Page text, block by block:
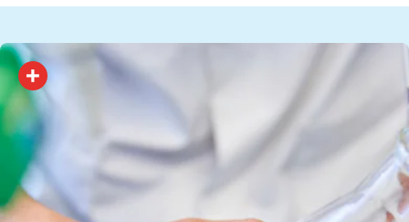
onze opleidingen?
Lees meer over de Lerarenbeurs en andere subsidies
en hoe deze aan te vragen